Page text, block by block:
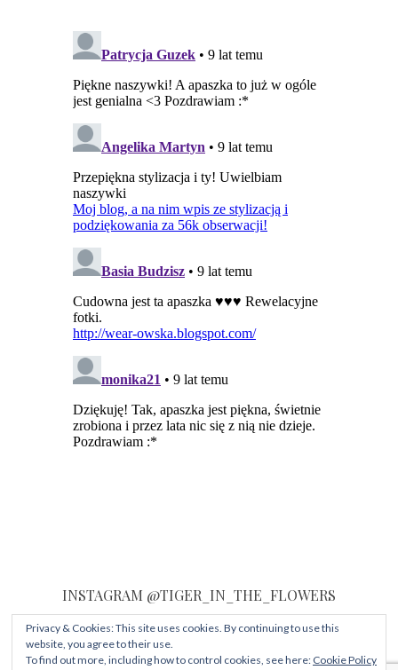
INSTAGRAM @TIGER_IN_THE_FLOWERS
Instagram did not return a 200.
Privacy & Cookies: This site uses cookies. By continuing to use this
website, you agree to their use.
To find out more, including how to control cookies, see here: Cookie Policy